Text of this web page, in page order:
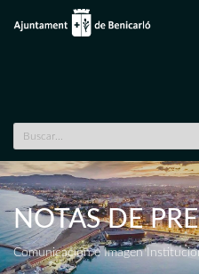
NOTAS DE
Comunicación e Imagen